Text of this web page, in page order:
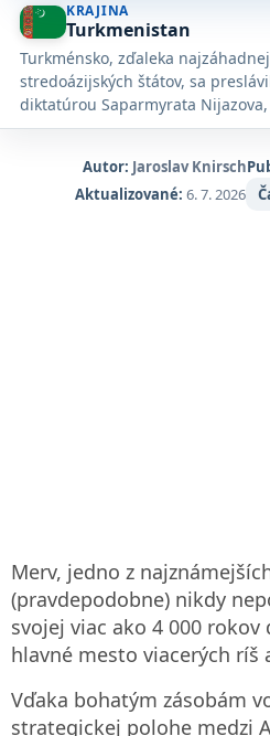
KRAJINA
Turkmenistan
Turkménsko, zďaleka
stredoázijských štátov, sa
diktatúrou Saparmyrata
„Turkmenbaši“ („vodca
veľkolepými monumentmi a
Hoci mnohé z týchto sôch boli
Autor: Jaroslav Knirsch
Aktualizované: 6. 7. 2026
Merv, jedno z
(pravdepodobne) nikdy
svojej viac ako 4 000
hlavné mesto viacerých ríš
Vďaka bohatým zásobám
strategickej polohe medzi